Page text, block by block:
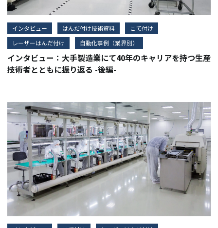
インタビュー はんだ付け技術資料
こて付け
レーザーはんだ付け
自動化事例（業界別）
インタビュー：大手製造業にて40年のキャリアを持つ生産
技術者とともに振り返る -後編-